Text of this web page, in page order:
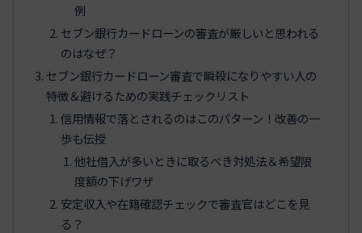
例
セブン銀行カードローンの審査が厳しいと思われる
のはなぜ？
セブン銀行カードローン審査で瞬殺になりやすい人の
特徴＆避けるための実践チェックリスト
信用情報で落とされるのはこのパターン！改善の一
歩も伝授
他社借入が多いときに取るべき対処法＆希望限
度額の下げワザ
安定収入や在籍確認チェックで審査官はどこを見
る？